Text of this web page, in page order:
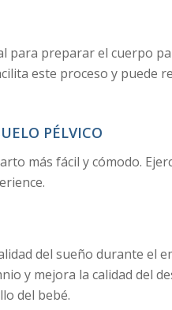
para preparar el cuerpo
este proceso y puede
PÉLVICO
más fácil y cómodo.
del sueño durante el
y mejora la calidad del
del bebé.